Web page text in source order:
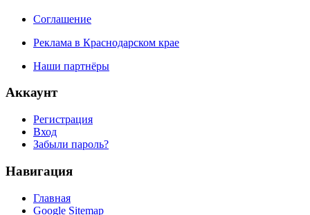
Соглашение
Реклама в Краснодарском крае
Наши партнёры
Аккаунт
Регистрация
Вход
Забыли пароль?
Навигация
Главная
Google Sitemap